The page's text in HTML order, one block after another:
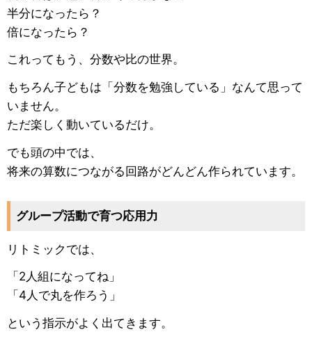
半分になったら？
倍になったら？
これってもう、分数や比の世界。
もちろん子どもは「分数を勉強している」なんて思って
いません。
ただ楽しく動いているだけ。
でも頭の中では、
将来の算数につながる回路がどんどん作られています。
グループ活動で育つ応用力
リトミックでは、
「2人組になってね」
「4人で丸を作ろう」
という指示がよく出てきます。